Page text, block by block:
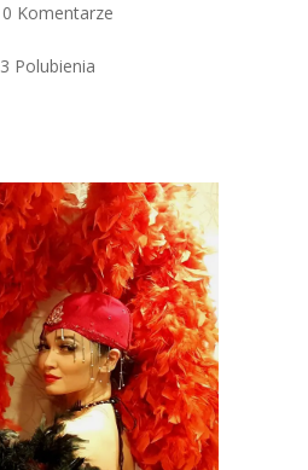
0 Komentarze
3 Polubienia